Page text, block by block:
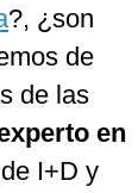
?, ¿son
de
de las
en
I+D y